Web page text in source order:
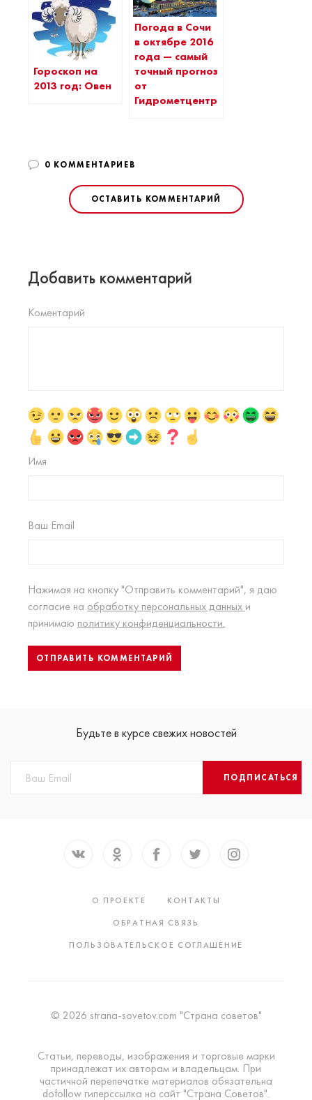
Гороскоп на
2013 год: Овен
Погода в Сочи
в октябре 2016
года — самый
точный прогноз
от
Гидрометцентра
0 КОММЕНТАРИЕВ
ОСТАВИТЬ КОММЕНТАРИЙ
Добавить комментарий
Коментарий
Имя
Ваш Email
Нажимая на кнопку "Отправить комментарий", я даю
согласие на обработку персональных данных и
принимаю политику конфиденциальности.
Будьте в курсе свежих новостей
ПОДПИСАТЬСЯ
О ПРОЕКТЕ
КОНТАКТЫ
ОБРАТНАЯ СВЯЗЬ
ПОЛЬЗОВАТЕЛЬСКОЕ СОГЛАШЕНИЕ
© 2026 strana-sovetov.com "Страна советов"
Статьи, переводы, изображения и торговые марки
принадлежат их авторам и владельцам. При
частичной перепечатке материалов обязательна
dofollow гиперссылка на сайт "Страна Советов".